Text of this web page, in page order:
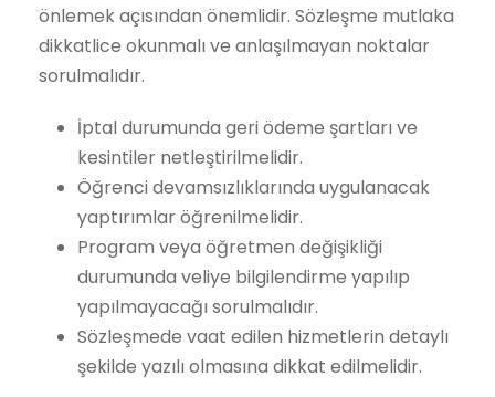
önlemek açısından önemlidir. Sözleşme mutlaka
dikkatlice okunmalı ve anlaşılmayan noktalar
sorulmalıdır.
İptal durumunda geri ödeme şartları ve
kesintiler netleştirilmelidir.
Öğrenci devamsızlıklarında uygulanacak
yaptırımlar öğrenilmelidir.
Program veya öğretmen değişikliği
durumunda veliye bilgilendirme yapılıp
yapılmayacağı sorulmalıdır.
Sözleşmede vaat edilen hizmetlerin detaylı
şekilde yazılı olmasına dikkat edilmelidir.